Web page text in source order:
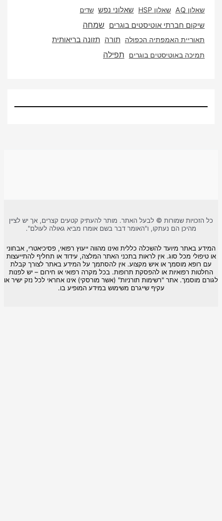
שאלון HSP שאלוני נפש שדים
חברתי אוטיסטים בוגרים שמחה
האמפתיה הכפולה תורה תזונה בריאותית
באוטיסטים בוגרים תפילה
שמורות © לבעל האתר. מותר להעתיק קטעים קצרים, אך יש לציין
הם נעתקו, ו"האומר דבר בשם אומרו מביא גאולה לעולם".
מיועד להשכלה כללית ואינו מהווה ייעוץ רפואי, פסיכיאטרי, אבחוני
מכל סוג. אין לראות בתכני האתר המלצה, עידוד או תחליף להתייעצות
מוסמך או איש מקצוע. אין להסתמך על המידע באתר לצורך קבלת
או להפסקת תרופות. בכל מקרה רפואי או חירום – יש לפנות
אתר "רשימות תורניות" (אשר מורסקי) אינו אחראי לכל נזק ישיר או
עקיף שייגרם משימוש במידע המופיע בו.